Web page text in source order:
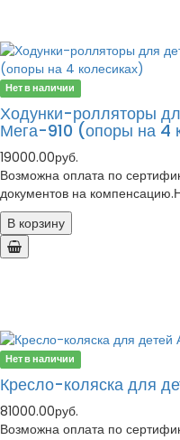
Нет в наличии
Ходунки-ролляторы
Мега-910 (опоры на 4
19000.00руб.
Возможна оплата по
документов на
В корзину
Нет в наличии
Кресло-коляска для
81000.00руб.
Возможна оплата по